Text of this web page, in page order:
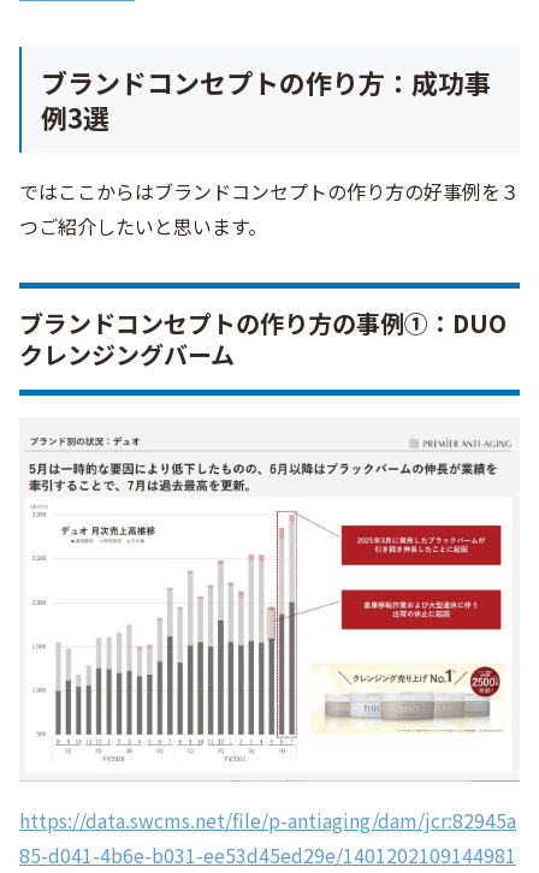
ブランドコンセプトの作り方：成功事
例3選
ではここからはブランドコンセプトの作り方の好事例を３
つご紹介したいと思います。
ブランドコンセプトの作り方の事例①：DUO
クレンジングバーム
https://data.swcms.net/file/p-antiaging/dam/jcr:82945a
85-d041-4b6e-b031-ee53d45ed29e/1401202109144981